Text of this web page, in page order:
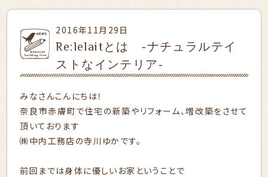
2016年11月29日
Re:lelaitとは ‐ナチュラルテイ
ストなインテリア‐
みなさんこんにちは！
奈良市赤膚町で住宅の新築やリフォーム、増改築をさせて
頂いております
㈱中内工務店の寺川ゆかです。
前回までは身体に優しいお家ということで